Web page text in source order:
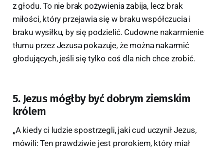
z głodu. To nie brak pożywienia zabija, lecz brak
miłości, który przejawia się w braku współczucia i
braku wysiłku, by się podzielić. Cudowne nakarmienie
tłumu przez Jezusa pokazuje, że można nakarmić
głodujących, jeśli się tylko coś dla nich chce zrobić.
5. Jezus mógłby być dobrym ziemskim
królem
„A kiedy ci ludzie spostrzegli, jaki cud uczynił Jezus,
mówili: Ten prawdziwie jest prorokiem, który miał